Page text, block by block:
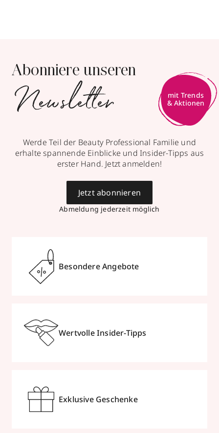
Abonniere unseren
Newsletter
mit Trends
& Aktionen
Werde Teil der Beauty Professional Familie und
erhalte spannende Einblicke und Insider-Tipps aus
erster Hand. Jetzt anmelden!
Abmeldung jederzeit möglich
Jetzt abonnieren
Besondere Angebote
Wertvolle Insider-Tipps
Exklusive Geschenke